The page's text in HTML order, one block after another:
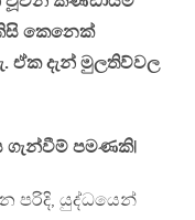
කෙනෙක්
ඒක දැන් මුලතිව්වල
ගැන්වීම් පමණකි|
පරිදි, යුද්ධයෙන්